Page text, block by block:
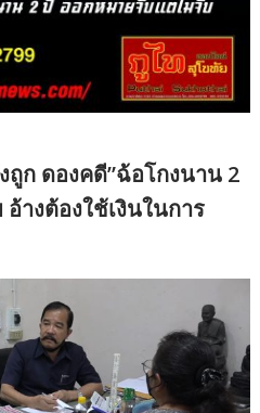
ถูก ดองคดี”ฉ้อโกงนาน 2
างต้องใช้เงินในการ